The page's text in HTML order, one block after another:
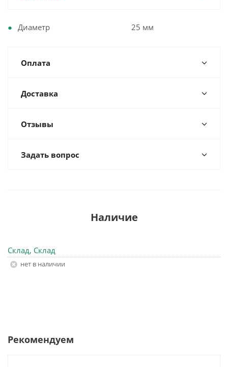
Диаметр 25 мм
Оплата
Доставка
Отзывы
Задать вопрос
Наличие
Склад, Склад
Нет в наличии
Рекомендуем